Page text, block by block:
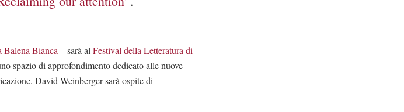
Balena Bianca – sarà alFestival della Letteratura di
spazio di approfondimento dedicato alle nuove
David Weinberger sarà ospite di